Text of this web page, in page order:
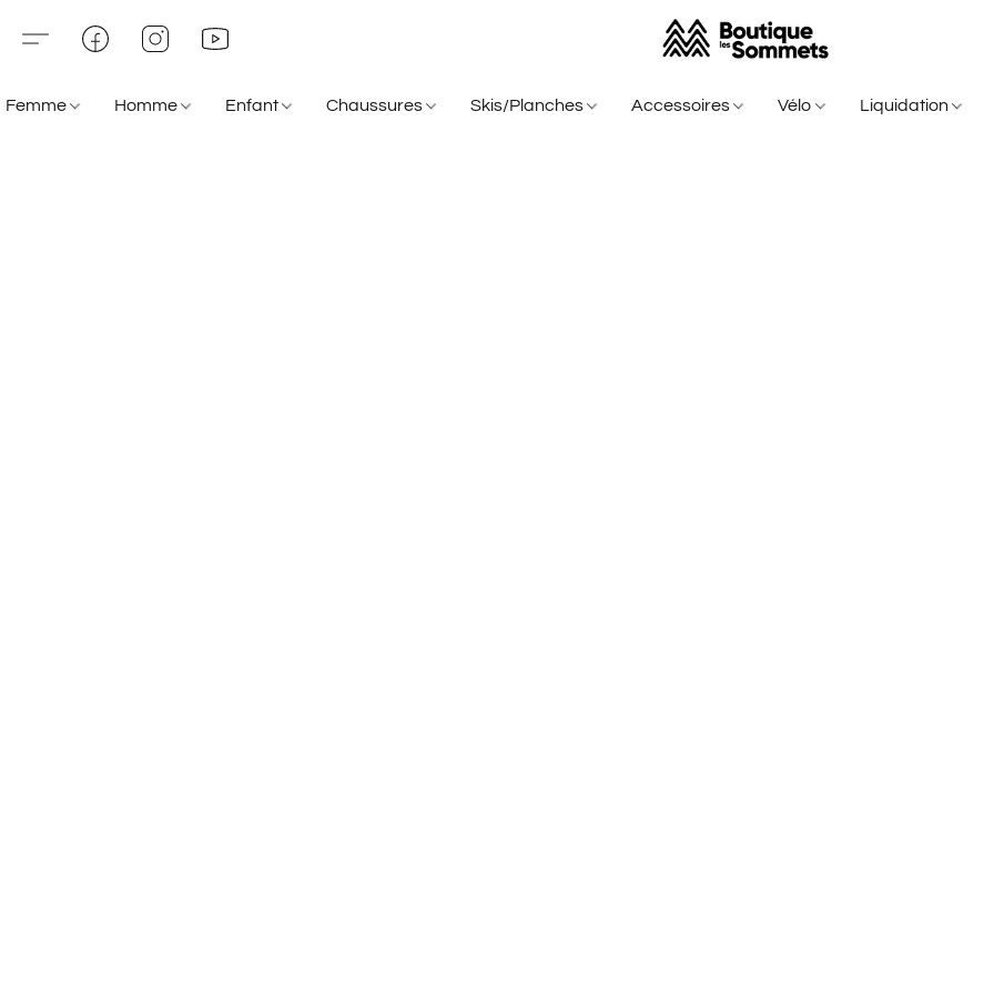
Femme Homme Enfant Chaussures Skis/Planches Accessoires Vélo Liquidation